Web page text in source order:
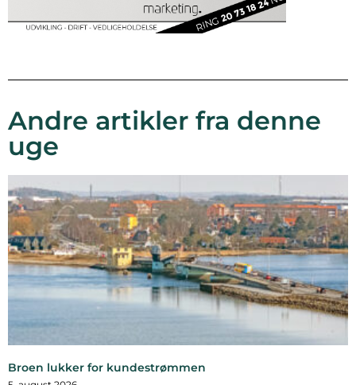
Andre artikler fra denne
uge
Broen lukker for kundestrømmen